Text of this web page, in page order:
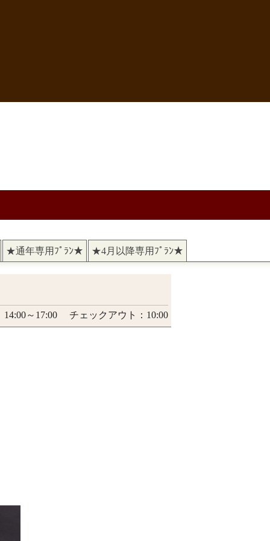
★通年専用ﾌﾟﾗﾝ★ ★4月以降専用ﾌﾟﾗﾝ★
14:00～17:00 チェックアウト：10:00